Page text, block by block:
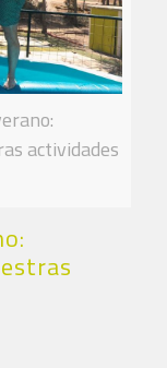
actividades